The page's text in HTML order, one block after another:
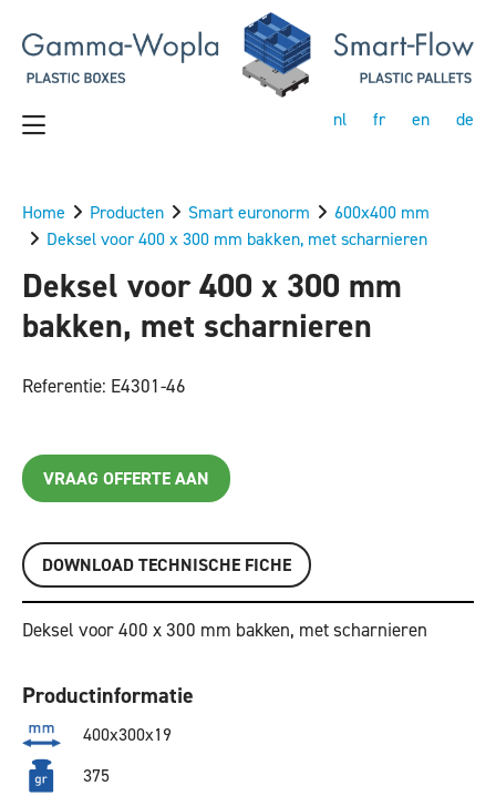
nl fr en de
Home Producten Smart euronorm
600x400 mm
Deksel voor 400 x 300 mm bakken, met scharnieren
Deksel voor 400 x 300 mm
bakken, met scharnieren
Referentie: E4301-46
VRAAG OFFERTE AAN
DOWNLOAD TECHNISCHE FICHE
Deksel voor 400 x 300 mm bakken, met scharnieren
Productinformatie
400x300x19
375